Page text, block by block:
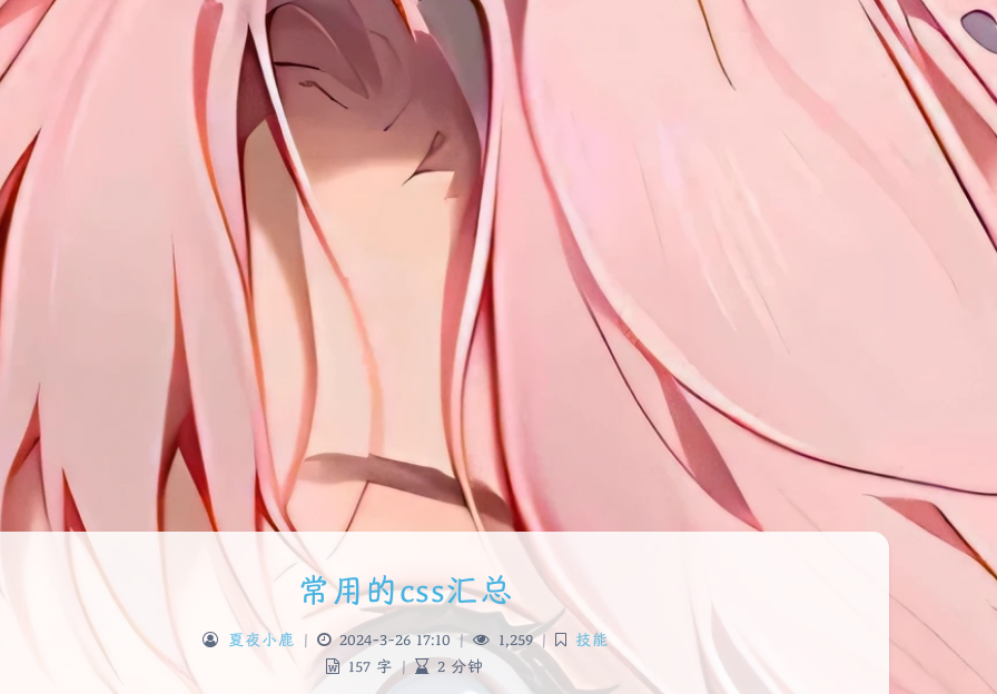
常用的css汇总
夏夜小鹿 | 2024-3-26 17:10 | 1,259 |
技能
157 字 | 2 分钟